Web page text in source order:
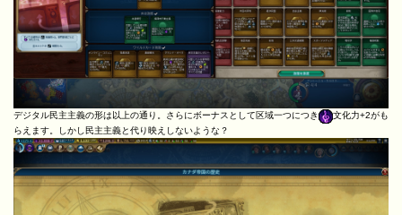
デジタル民主主義の形は以上の通り。さらにボーナスとして区域一つにつき
文化力+2がも
らえます。しかし民主主義と代り映えしないような？